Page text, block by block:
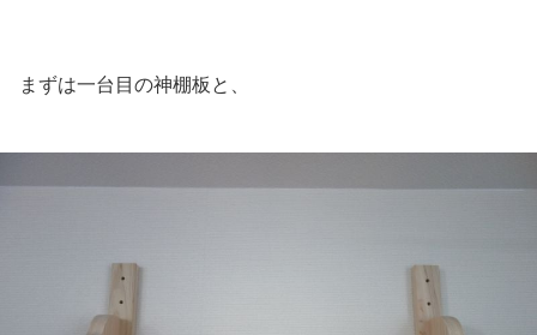
まずは一台目の神棚板と、